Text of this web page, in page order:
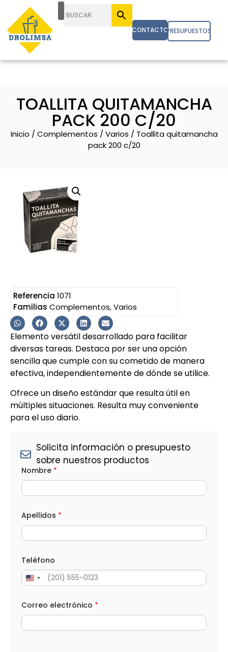
CONTACTOPRESUPUESTOS
TOALLITA QUITAMANCHA
PACK 200 C/20
Inicio / Complementos / Varios / Toallita quitamancha
pack 200 c/20
Referencia 1071
Familias Complementos,Varios
Elemento versátil desarrollado para facilitar
diversas tareas. Destaca por ser una opción
sencilla que cumple con su cometido de manera
efectiva, independientemente de dónde se utilice.
Ofrece un diseño estándar que resulta útil en
múltiples situaciones. Resulta muy conveniente
para el uso diario.
Solicita información o presupuesto
sobre nuestros productos
Nombre *
Apellidos *
Teléfono
Correo electrónico *